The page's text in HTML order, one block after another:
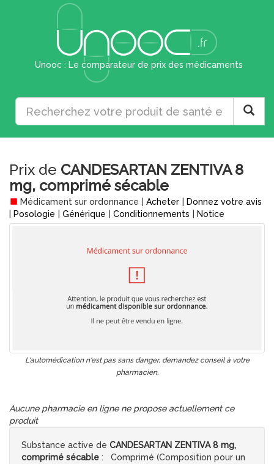
Unooc : Le comparateur de prix des médicaments
Prix de CANDESARTAN ZENTIVA 8
mg, comprimé sécable
Médicament sur ordonnance Acheter
Donnez votre avis
Posologie Générique Conditionnements Notice
L'automédication n'est pas sans danger, demandez conseil à votre
pharmacien.
Aucune pharmacie en ligne ne propose actuellement ce
produit
Substance active de CANDESARTAN ZENTIVA 8 mg,
comprimé sécable : Comprimé (Composition pour un